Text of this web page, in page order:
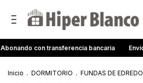
con transferencia bancaria
Inicio . DORMITORIO . FUNDAS DE